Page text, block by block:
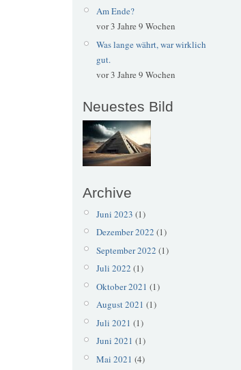
Am Ende?
vor 3 Jahre 9 Wochen
Was lange währt, war wirklich
gut.
vor 3 Jahre 9 Wochen
Neuestes Bild
Archive
Juni 2023 (1)
Dezember 2022 (1)
September 2022 (1)
Juli 2022 (1)
Oktober 2021 (1)
August 2021 (1)
Juli 2021 (1)
Juni 2021 (1)
Mai 2021 (4)